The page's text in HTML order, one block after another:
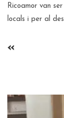
Ricoamor van
locals i per al
«